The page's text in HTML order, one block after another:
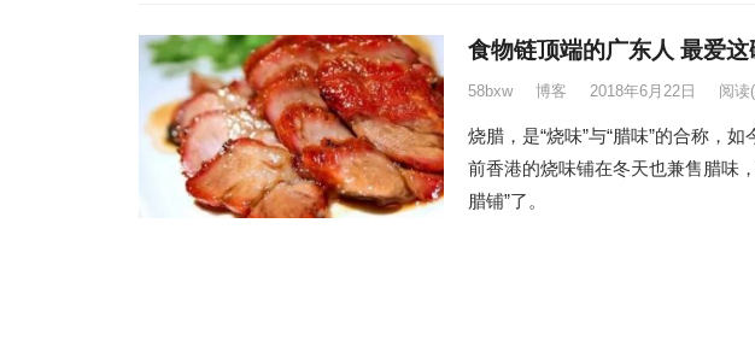
食物链顶端的广东人 最爱
58bxw 博客 2018年6月22日 阅读
烧腊，是“烧味”与“腊味”的合称，
前香港的烧味铺在冬天也兼售腊味
腊铺”了。